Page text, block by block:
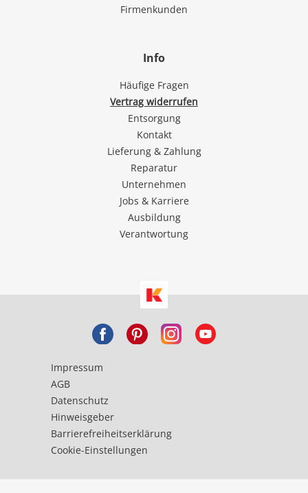
Firmenkunden
Info
Häufige Fragen
Vertrag widerrufen
Entsorgung
Kontakt
Lieferung & Zahlung
Reparatur
Unternehmen
Jobs & Karriere
Ausbildung
Verantwortung
Impressum
AGB
Datenschutz
Hinweisgeber
Barrierefreiheitserklärung
Cookie-Einstellungen